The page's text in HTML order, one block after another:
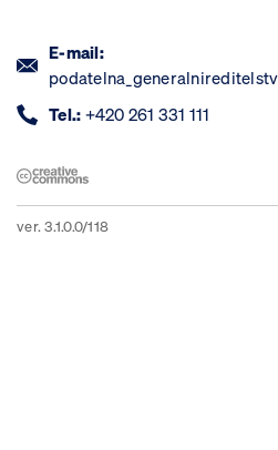
E-mail:
Tel.: +420 261 331 111
ver. 3.1.0.0/118